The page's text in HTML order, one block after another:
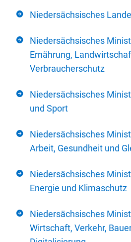
Niedersächsisches
Niedersächsisches
Ernährung,
Verbraucherschutz
Niedersächsisches
und Sport
Niedersächsisches
Arbeit, Gesundheit und
Niedersächsisches
Energie und Klimaschutz
Niedersächsisches
Wirtschaft, Verkehr,